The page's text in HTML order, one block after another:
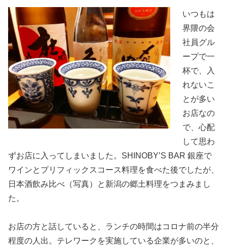
いつもは
界隈の会
社員グル
ープで一
杯で、入
れないこ
とが多い
お店なの
で、心配
して思わ
ずお店に入ってしまいました。SHINOBY’S BAR 銀座で
ワインとプリフィックスコース料理を食べた後でしたが、
日本酒飲み比べ（写真）と新潟の郷土料理をつまみまし
た。
お店の方と話していると、ランチの時間はコロナ前の半分
程度の人出。テレワークを実施している企業が多いのと、